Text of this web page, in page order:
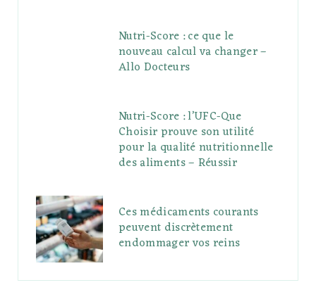
Nutri-Score : ce que le
nouveau calcul va changer –
Allo Docteurs
Nutri-Score : l’UFC-Que
Choisir prouve son utilité
pour la qualité nutritionnelle
des aliments – Réussir
Ces médicaments courants
peuvent discrètement
endommager vos reins